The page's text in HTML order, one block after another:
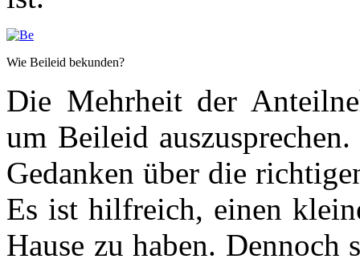
Wie Beileid bekunden?
Die Mehrheit der
um Beileid
Gedanken über die
Es ist hilfreich, einen
Hause zu haben. Dennoch